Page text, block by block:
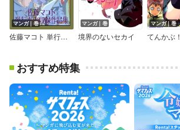
マンガ｜巻
佐藤マコト 単行本未収録作品集
マンガ｜巻
境界のないセカイ
マンガ｜巻
てんかぶ！
おすすめ特集